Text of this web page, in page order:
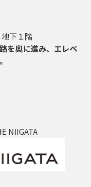
下１階
を奥に進み、エレベ
NIIGATA